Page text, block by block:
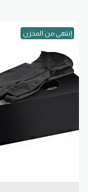
إنتهى من المخزن